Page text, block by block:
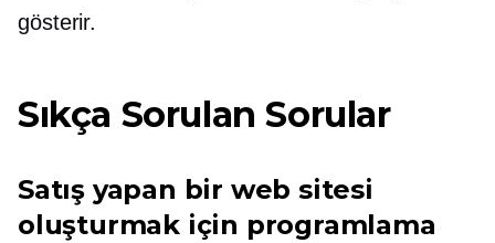
gösterir.
Sıkça Sorulan Sorular
Satış yapan bir web sitesi
oluşturmak için programlama